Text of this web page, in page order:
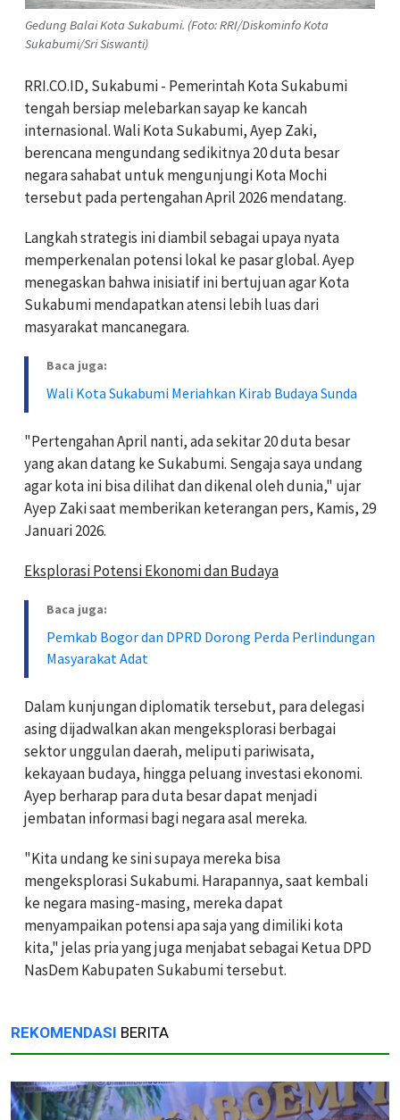
Gedung Balai Kota Sukabumi. (Foto: RRI/Diskominfo Kota
Sukabumi/Sri Siswanti)
RRI.CO.ID, Sukabumi - Pemerintah Kota Sukabumi
tengah bersiap melebarkan sayap ke kancah
internasional. Wali Kota Sukabumi, Ayep Zaki,
berencana mengundang sedikitnya 20 duta besar
negara sahabat untuk mengunjungi Kota Mochi
tersebut pada pertengahan April 2026 mendatang.
Langkah strategis ini diambil sebagai upaya nyata
memperkenalan potensi lokal ke pasar global. Ayep
menegaskan bahwa inisiatif ini bertujuan agar Kota
Sukabumi mendapatkan atensi lebih luas dari
masyarakat mancanegara.
Baca juga:
Wali Kota Sukabumi Meriahkan Kirab Budaya Sunda
"Pertengahan April nanti, ada sekitar 20 duta besar
yang akan datang ke Sukabumi. Sengaja saya undang
agar kota ini bisa dilihat dan dikenal oleh dunia," ujar
Ayep Zaki saat memberikan keterangan pers, Kamis, 29
Januari 2026.
Eksplorasi Potensi Ekonomi dan Budaya
Baca juga:
Pemkab Bogor dan DPRD Dorong Perda Perlindungan
Masyarakat Adat
Dalam kunjungan diplomatik tersebut, para delegasi
asing dijadwalkan akan mengeksplorasi berbagai
sektor unggulan daerah, meliputi pariwisata,
kekayaan budaya, hingga peluang investasi ekonomi.
Ayep berharap para duta besar dapat menjadi
jembatan informasi bagi negara asal mereka.
"Kita undang ke sini supaya mereka bisa
mengeksplorasi Sukabumi. Harapannya, saat kembali
ke negara masing-masing, mereka dapat
menyampaikan potensi apa saja yang dimiliki kota
kita," jelas pria yang juga menjabat sebagai Ketua DPD
NasDem Kabupaten Sukabumi tersebut.
REKOMENDASI BERITA